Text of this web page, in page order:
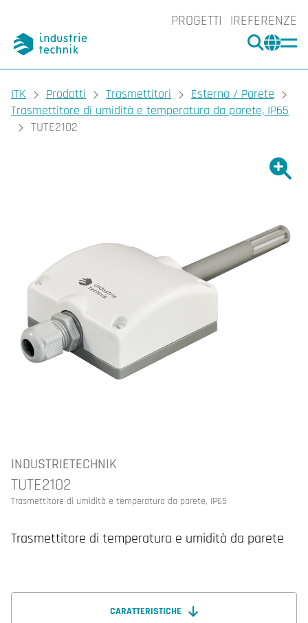
PROGETTI REFERENZE
CERCA
You are here:
ITK Prodotti Trasmettitori
Esterna / Parete
Trasmettitore di umidità e temperatura da parete, IP65
TUTE2102
INDUSTRIETECHNIK
TUTE2102
Trasmettitore di umidità e temperatura da parete, IP65
Trasmettitore di temperatura e umidità da parete
CARATTERISTICHE